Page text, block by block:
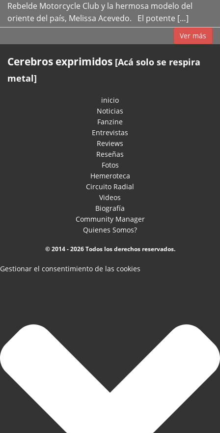
Rebelde Motorcycle Club y la hermosa modelo del
oriente del país, Melissa Acevedo. El potente […]
Ver más
Cerebros exprimidos [Acá solo se respira
metal]
inicio
Noticias
Fanzine
Entrevistas
Reviews
Reseñas
Fotos
Hemeroteca
Circuito Radial
Videos
Biografía
Community Manager
Quienes Somos?
© 2014 - 2026 Todos los derechos reservados.
Gestionar el consentimiento de las cookies